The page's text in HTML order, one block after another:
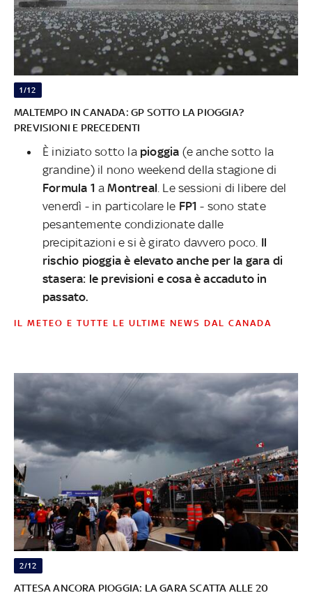
1/12
MALTEMPO IN CANADA: GP SOTTO LA PIOGGIA?
PREVISIONI E PRECEDENTI
È iniziato sotto la pioggia (e anche sotto la
grandine) il nono weekend della stagione di
Formula 1 aMontreal . Le sessioni di libere del
venerdì - in particolare le FP1- sono state
pesantemente condizionate dalle
precipitazioni e si è girato davvero poco. Il
rischio pioggia è elevato anche per la gara di
stasera: le previsioni e cosa è accaduto in
passato.
IL METEO E TUTTE LE ULTIME NEWS DAL CANADA
2/12
ATTESA ANCORA PIOGGIA: LA GARA SCATTA ALLE 20